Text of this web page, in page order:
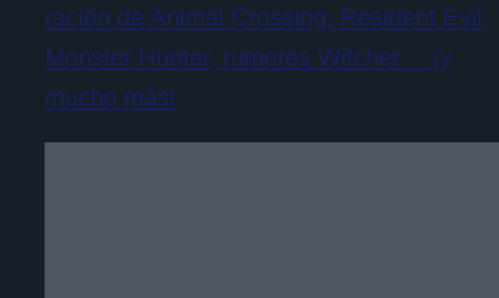
ración de Animal Crossing, Resident Evil,
Monster Hunter, rumores Witcher… ¡y
mucho más!